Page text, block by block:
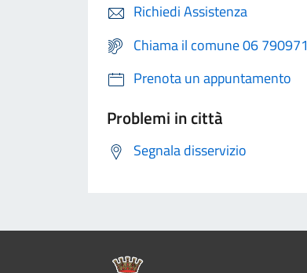
Richiedi Assistenza
Chiama il comune 06 790971
Prenota un appuntamento
Problemi in città
Segnala disservizio